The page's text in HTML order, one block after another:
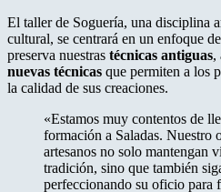
El taller de Soguería, una disciplina
cultural, se centrará en un enfoque
preserva nuestras técnicas antiguas,
nuevas técnicas que permiten a los
la calidad de sus creaciones.
«Estamos muy contentos de
formación a Saladas. Nuestro
artesanos no solo mantengan
tradición, sino que también
perfeccionando su oficio para